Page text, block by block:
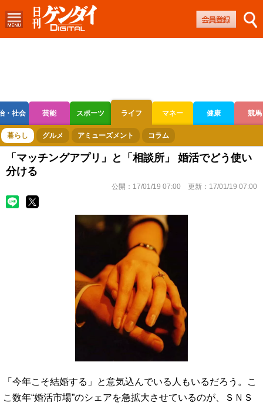
・社会 芸能 スポーツ ライフ マネー 健康 競馬
ボートレース 競輪 オートレース
暮らし グルメ アミューズメント コラム
「マッチングアプリ」と「相談所」 婚活でどう使い
分ける
公開： 17/01/19 07:00 更新： 17/01/19 07:00
「今年こそ結婚する」と意気込んでいる人もいるだろう。こ
こ数年“婚活市場”のシェアを急拡大させているのが、ＳＮＳ